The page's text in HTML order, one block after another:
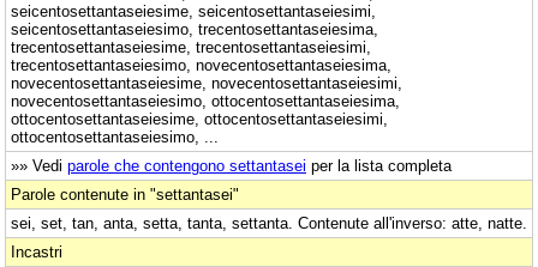
seicentosettantaseiesime, seicentosettantaseiesimi,
seicentosettantaseiesimo, trecentosettantaseiesima,
trecentosettantaseiesime, trecentosettantaseiesimi,
trecentosettantaseiesimo, novecentosettantaseiesima,
novecentosettantaseiesime, novecentosettantaseiesimi,
novecentosettantaseiesimo, ottocentosettantaseiesima,
ottocentosettantaseiesime, ottocentosettantaseiesimi,
ottocentosettantaseiesimo, ...
»» Vedi parole che contengono settantasei per la lista completa
Parole contenute in "settantasei"
sei, set, tan, anta, setta, tanta, settanta. Contenute all'inverso: atte, natte.
Incastri